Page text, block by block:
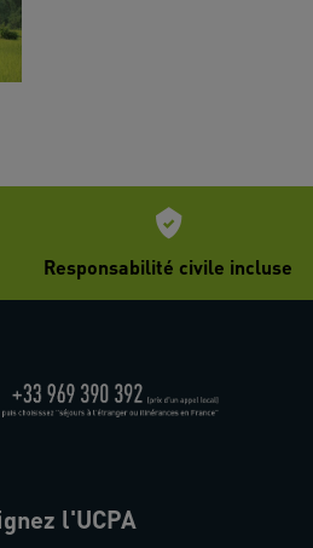
Responsabilité civile incluse
l'UCPA